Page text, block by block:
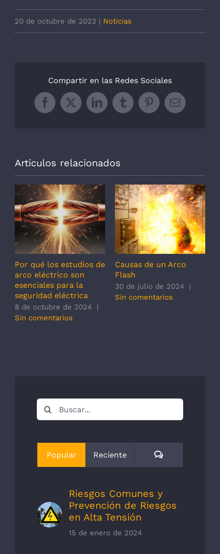
20 de octubre de 2023 | Noticias
Compartir en las Redes Sociales
Facebook
X LinkedInTumblrPinterestCorreo
Artículos relacionados
Por qué los estudios de
arco eléctrico son
esenciales para la
seguridad eléctrica
8 de octubre de 2024
|
Sin comentarios
Causas de un Arco
Flash
30 de julio de 2024
|
Sin comentarios
Buscar:
Popular Reciente Comentarios
Riesgos Comunes y
Prevención de Riesgos
en Alta Tensión
15 de enero de 2024